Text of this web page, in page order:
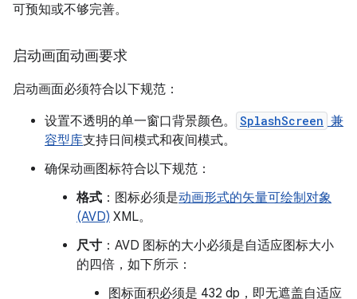
可预知或不够完善。
启动画面动画要求
启动画面必须符合以下规范：
设置不透明的单一窗口背景颜色。
SplashScreen 兼
容型库支持日间模式和夜间模式。
确保动画图标符合以下规范：
格式 ：图标必须是动画形式的矢量可绘制对象
(AVD) XML。
尺寸 ：AVD 图标的大小必须是自适应图标大小
的四倍，如下所示：
图标面积必须是 432 dp，即无遮盖自适应